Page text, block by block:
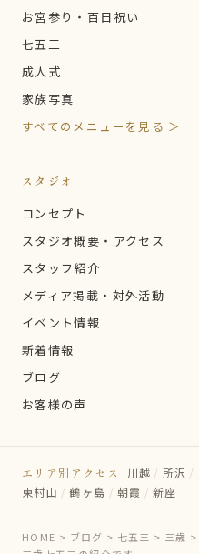
お宮参り・百日祝い
七五三
成人式
家族写真
すべてのメニューを見る ＞
スタジオ
コンセプト
スタジオ概要・アクセス
スタッフ紹介
メディア掲載・対外活動
イベント情報
新着情報
ブログ
お客様の声
エリア別アクセス 川越 / 所沢 /
東村山 / 鶴ヶ島 / 朝霞 / 新座
HOME > ブログ > 七五三 > 三歳 >